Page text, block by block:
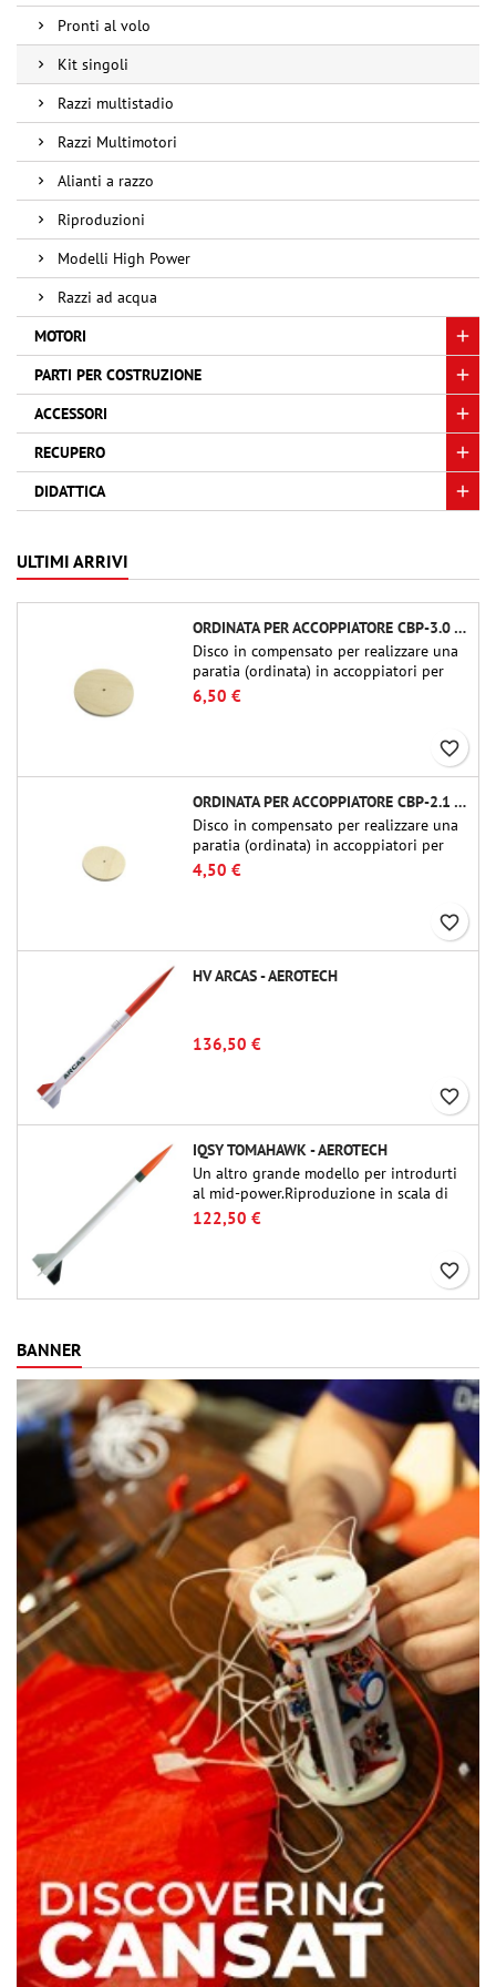
Pronti al volo
Kit singoli
Razzi multistadio
Razzi Multimotori
Alianti a razzo
Riproduzioni
Modelli High Power
Razzi ad acqua
MOTORI
PARTI PER COSTRUZIONE
ACCESSORI
RECUPERO
DIDATTICA
ULTIMI ARRIVI
ORDINATA PER ACCOPPIATORE CBP-3.0 - PUBLIC MISSILES LTD.
Disco in compensato per realizzare una
paratia (ordinata) in accoppiatori per
tubi Public Missiles Ltd. da 54 mm (PT-
2.1 o QT-2.1)
6,50 €
favorite_border
ORDINATA PER ACCOPPIATORE CBP-2.1 - PUBLIC MISSILES LTD.
Disco in compensato per realizzare una
paratia (ordinata) in accoppiatori per
tubi Public Missiles Ltd. da 54 mm (PT-
2.1 o QT-2.1)
4,50 €
favorite_border
HV ARCAS - AEROTECH
136,50 €
favorite_border
IQSY TOMAHAWK - AEROTECH
Un altro grande modello per introdurti
al mid-power.Riproduzione in scala di
un famoso razzo-sonda, dalle dimensioni
contenute e adatto per passare a kit di
122,50 €
favorite_border
BANNER